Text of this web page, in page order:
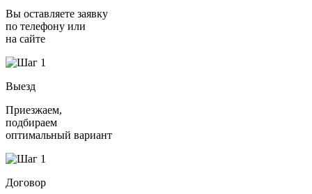
Вы оставляете заявку
по телефону или
на сайте
Выезд
Приезжаем,
подбираем
оптимальный вариант
Договор